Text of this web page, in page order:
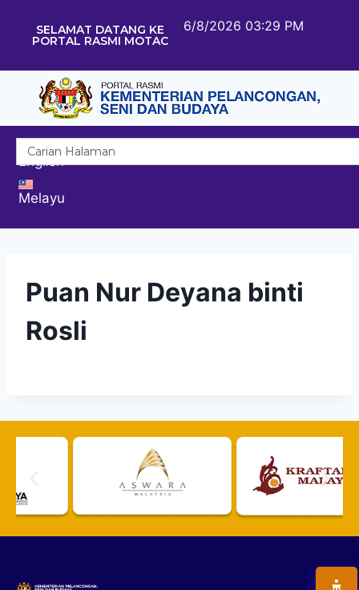
SELAMAT DATANG KE
PORTAL RASMI MOTAC
6/8/2026 03:29 PM
English
Melayu
Puan Nur Deyana binti
Rosli